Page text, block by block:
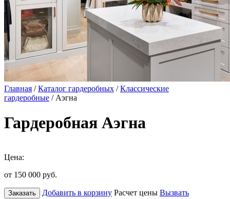
Главная /Каталог гардеробных /Классические
гардеробные / Аэгна
Гардеробная Аэгна
Цена:
от 150 000 руб.
Заказать Добавить в корзину Расчет цены Вызвать